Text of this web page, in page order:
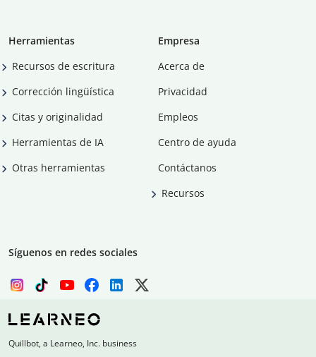
Herramientas
Recursos de escritura
Corrección lingüística
Citas y originalidad
Herramientas de IA
Otras herramientas
Empresa
Acerca de
Privacidad
Empleos
Centro de ayuda
Contáctanos
Recursos
Síguenos en redes sociales
Quillbot, a Learneo, Inc. business